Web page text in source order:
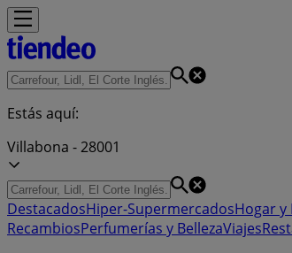
Estás aquí:
Villabona - 28001
DestacadosHiper-SupermercadosHogar y
RecambiosPerfumerías y BellezaViajes